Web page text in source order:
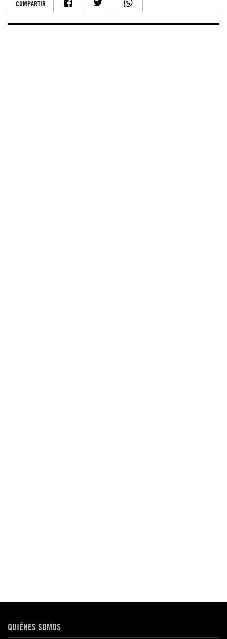
COMPARTIR
QUIÉNES SOMOS